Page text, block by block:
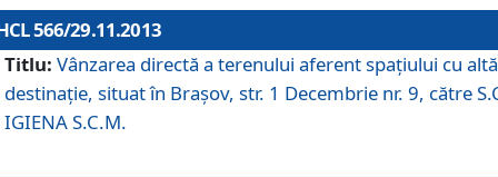
566/29.11.2013
Titlu: Vânzarea directă a terenului aferent spaţiului cu altă
destinaţie, situat în Braşov, str. 1 Decembrie nr. 9, către
IGIENA S.C.M.